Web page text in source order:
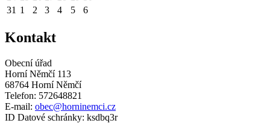
31 1 2 3 4 5 6
Kontakt
Obecní úřad
Horní Němčí 113
68764 Horní Němčí
Telefon: 572648821
E-mail: obec@horninemci.cz
ID Datové schránky: ksdbq3r